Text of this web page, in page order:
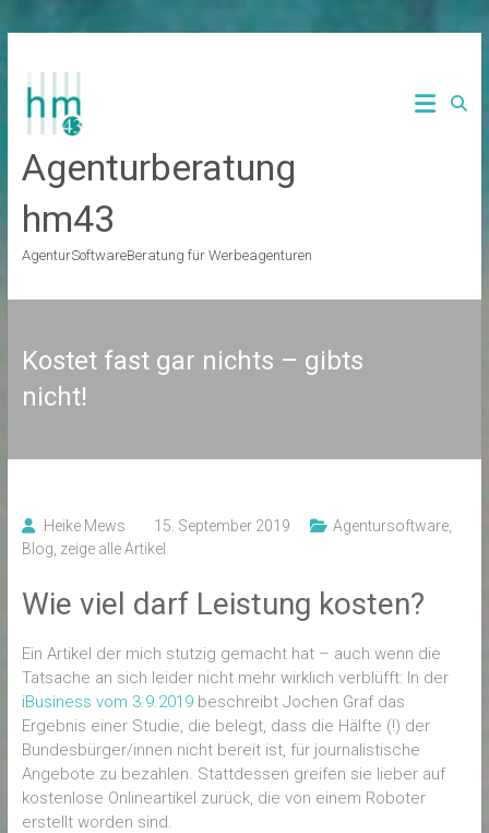
Inhalt
springen
Agenturberatung
hm43
AgenturSoftwareBeratung für Werbeagenturen
Kostet fast gar nichts – gibts
nicht!
Heike Mews 15. September 2019 Agentursoftware,
Blog zeige alle Artikel
Wie viel darf Leistung kosten?
Ein Artikel der mich stutzig gemacht hat – auch wenn die
Tatsache an sich leider nicht mehr wirklich verblüfft: In der
iBusiness vom 3.9.2019 beschreibt Jochen Graf das
Ergebnis einer Studie, die belegt, dass die Hälfte (!) der
Bundesbürger/innen nicht bereit ist, für journalistische
Angebote zu bezahlen. Stattdessen greifen sie lieber auf
kostenlose Onlineartikel zurück, die von einem Roboter
erstellt worden sind.